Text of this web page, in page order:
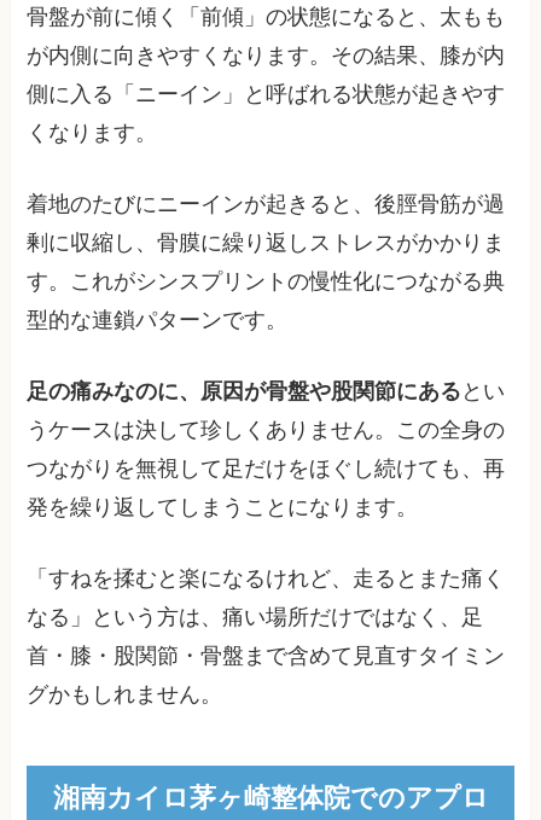
骨盤が前に傾く「前傾」の状態になると、太もも
が内側に向きやすくなります。その結果、膝が内
側に入る「ニーイン」と呼ばれる状態が起きやす
くなります。
着地のたびにニーインが起きると、後脛骨筋が過
剰に収縮し、骨膜に繰り返しストレスがかかりま
す。これがシンスプリントの慢性化につながる典
型的な連鎖パターンです。
足の痛みなのに、原因が骨盤や股関節にある とい
うケースは決して珍しくありません。この全身の
つながりを無視して足だけをほぐし続けても、再
発を繰り返してしまうことになります。
「すねを揉むと楽になるけれど、走るとまた痛く
なる」という方は、痛い場所だけではなく、足
首・膝・股関節・骨盤まで含めて見直すタイミン
グかもしれません。
湘南カイロ茅ヶ崎整体院でのアプロ